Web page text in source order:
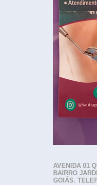
AVENIDA 01
BAIRRO
GOIÁS.